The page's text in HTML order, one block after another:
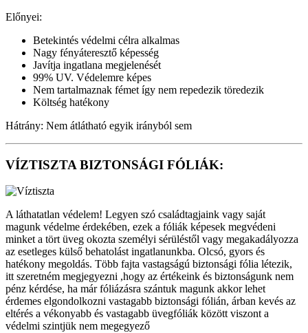
Előnyei:
Betekintés védelmi célra alkalmas
Nagy fényáteresztő képesség
Javítja ingatlana megjelenését
99% UV. Védelemre képes
Nem tartalmaznak fémet így nem repedezik töredezik
Költség hatékony
Hátrány: Nem átlátható egyik irányból sem
VÍZTISZTA BIZTONSÁGI FÓLIÁK:
A láthatatlan védelem! Legyen szó családtagjaink vagy saját
magunk védelme érdekében, ezek a fóliák képesek megvédeni
minket a tört üveg okozta személyi sérüléstől vagy megakadályozza
az esetleges külső behatolást ingatlanunkba. Olcsó, gyors és
hatékony megoldás. Több fajta vastagságú biztonsági fólia létezik,
itt szeretném megjegyezni ,hogy az értékeink és biztonságunk nem
pénz kérdése, ha már fóliázásra szántuk magunk akkor lehet
érdemes elgondolkozni vastagabb biztonsági fólián, árban kevés az
eltérés a vékonyabb és vastagabb üvegfóliák között viszont a
védelmi szintjük nem megegyező